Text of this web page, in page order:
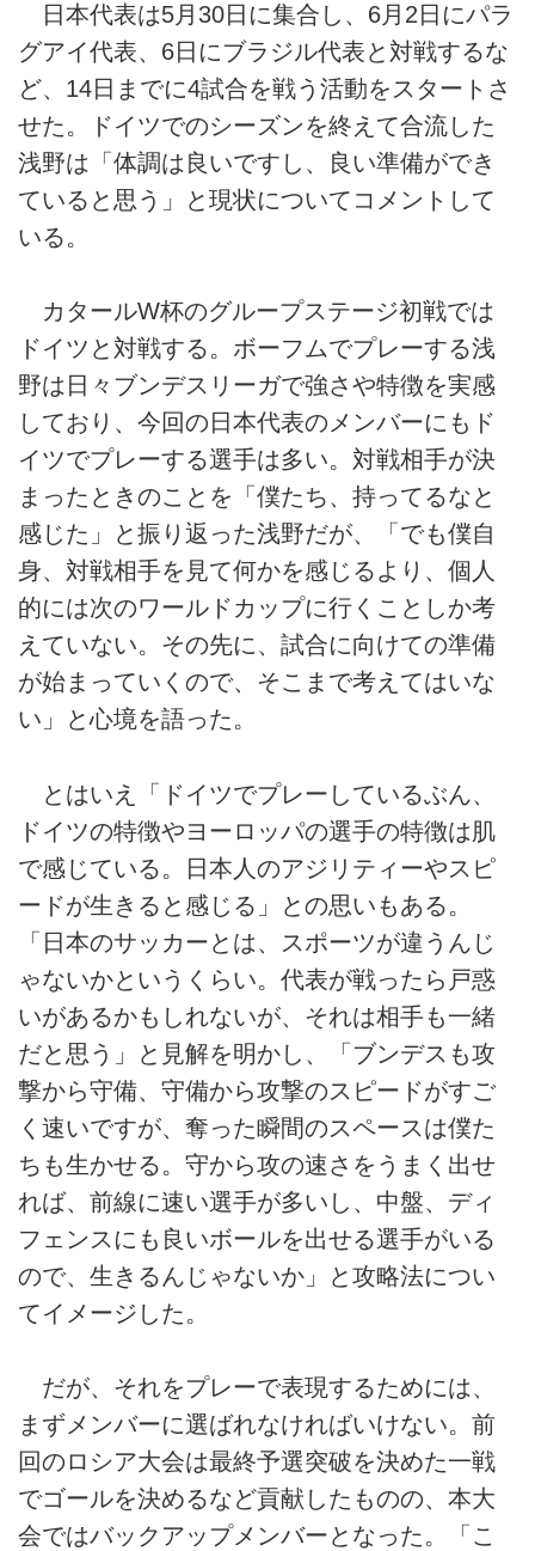
日本代表は5月30日に集合し、6月2日にパラ
グアイ代表、6日にブラジル代表と対戦するな
ど、14日までに4試合を戦う活動をスタートさ
せた。ドイツでのシーズンを終えて合流した
浅野は「体調は良いですし、良い準備ができ
ていると思う」と現状についてコメントして
いる。
カタールW杯のグループステージ初戦では
ドイツと対戦する。ボーフムでプレーする浅
野は日々ブンデスリーガで強さや特徴を実感
しており、今回の日本代表のメンバーにもド
イツでプレーする選手は多い。対戦相手が決
まったときのことを「僕たち、持ってるなと
感じた」と振り返った浅野だが、「でも僕自
身、対戦相手を見て何かを感じるより、個人
的には次のワールドカップに行くことしか考
えていない。その先に、試合に向けての準備
が始まっていくので、そこまで考えてはいな
い」と心境を語った。
とはいえ「ドイツでプレーしているぶん、
ドイツの特徴やヨーロッパの選手の特徴は肌
で感じている。日本人のアジリティーやスピ
ードが生きると感じる」との思いもある。
「日本のサッカーとは、スポーツが違うんじ
ゃないかというくらい。代表が戦ったら戸惑
いがあるかもしれないが、それは相手も一緒
だと思う」と見解を明かし、「ブンデスも攻
撃から守備、守備から攻撃のスピードがすご
く速いですが、奪った瞬間のスペースは僕た
ちも生かせる。守から攻の速さをうまく出せ
れば、前線に速い選手が多いし、中盤、ディ
フェンスにも良いボールを出せる選手がいる
ので、生きるんじゃないか」と攻略法につい
てイメージした。
だが、それをプレーで表現するためには、
まずメンバーに選ばれなければいけない。前
回のロシア大会は最終予選突破を決めた一戦
でゴールを決めるなど貢献したものの、本大
会ではバックアップメンバーとなった。「こ